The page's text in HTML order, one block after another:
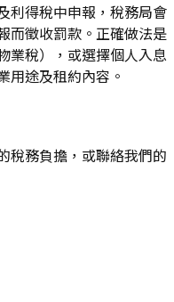
利得稅中申報，稅務局會
而徵收罰款。正確做法是
業稅），或選擇個人入息
用途及租約內容。
稅務負擔，或聯絡我們的